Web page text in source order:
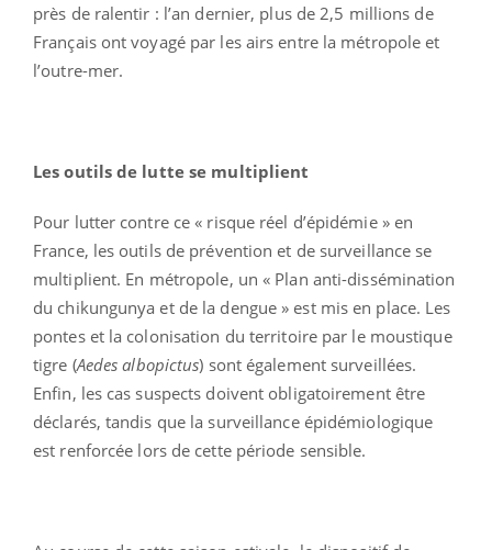
près de ralentir : l’an dernier, plus de 2,5 millions de
Français ont voyagé par les airs entre la métropole et
l’outre-mer.
Les outils de lutte se multiplient
Pour lutter contre ce « risque réel d’épidémie » en
France, les outils de prévention et de surveillance se
multiplient. En métropole, un « Plan anti-dissémination
du chikungunya et de la dengue » est mis en place. Les
pontes et la colonisation du territoire par le moustique
tigre (Aedes albopictus) sont également surveillées.
Enfin, les cas suspects doivent obligatoirement être
déclarés, tandis que la surveillance épidémiologique
est renforcée lors de cette période sensible.